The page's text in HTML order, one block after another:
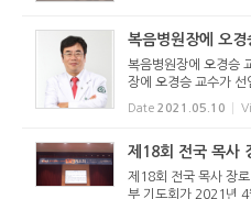
복음병원장에 오경
복음병원장에 오경승
장에 오경승 교수가
장 김종철 목사)는
사회 회의실에서 이사
Date 2021.05.10
제18회 전국 목사
제18회 전국 목사 장
부 기도회가 2021년